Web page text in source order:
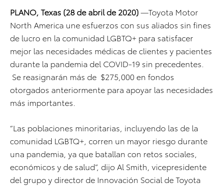
PLANO, Texas (28 de abril de 2020)—Toyota Motor
North America une esfuerzos con sus aliados sin fines
de lucro en la comunidad LGBTQ+ para satisfacer
mejor las necesidades médicas de clientes y pacientes
durante la pandemia del COVID-19 sin precedentes.
Se reasignarán más de $275,000 en fondos
otorgados anteriormente para apoyar las necesidades
más importantes.
“Las poblaciones minoritarias, incluyendo las de la
comunidad LGBTQ+, corren un mayor riesgo durante
una pandemia, ya que batallan con retos sociales,
económicos y de salud”, dijo Al Smith, vicepresidente
del grupo y director de Innovación Social de Toyota